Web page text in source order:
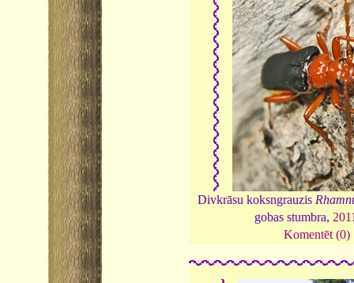
Divkrāsu koksngrauzis
gobas stumbra,
Komentēt (0)